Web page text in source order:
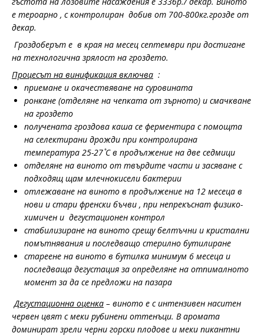
е тероарно , с контролиран добив от 700-800кг.грозде от
декар.
Гроздоберът е в края на месец септември при достигане
на технологична зрялост на гроздето.
Процесът на винификация включва :
приемане и окачествяване на суровината
ронкане (отделяне на чепката от зърното) и смачкване
на гроздето
получената гроздова каша се ферментира с помощта
на селектирани дрожди при контролирана
температура 25-27 ̊С в продължение на две седмици
отделяне на виното от твърдите части и засяване с
подходящ щам млечнокисели бактерии
отлежаване на виното в продължение на 12 месеца в
нови и стари френски бъчви , при непрекъснат физико-
химичен и дегустационен контрол
стабилизиране на виното срещу белтъчни и кристални
помътнявания и последващо стерилно бутилиране
стареене на виното в бутилка минимум 6 месеца и
последваща дегустация за определяне на отпималното
момент за да се предложи на пазара
Дегустационна оценка – виното е с интензивен наситен
червен цвят с меки рубинени оттенъци. В аромата
доминират зрели черни горски плодове и меки пикантни